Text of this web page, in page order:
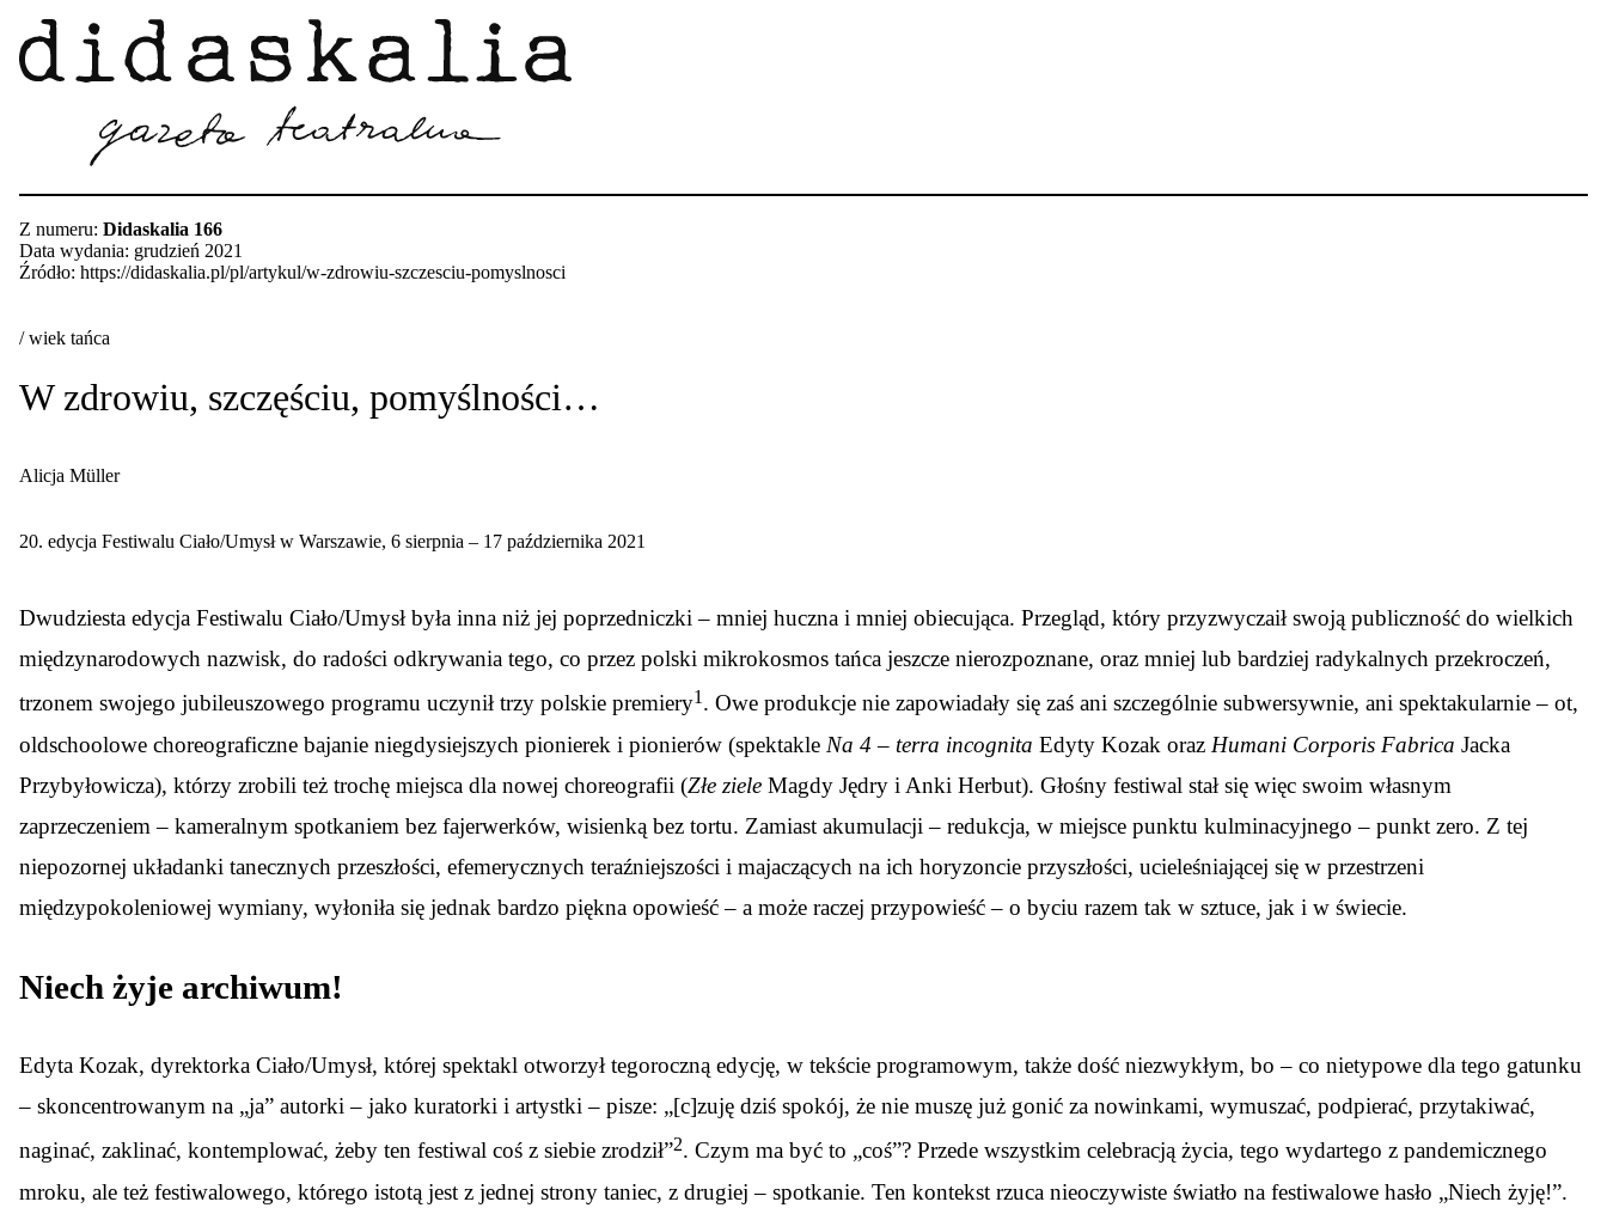
Z numeru: Didaskalia 166
Data wydania: grudzień 2021
Źródło: https://didaskalia.pl/pl/artykul/w-zdrowiu-szczesciu-pomyslnosci
/ wiek tańca
W zdrowiu, szczęściu, pomyślności…
Alicja Müller
20. edycja Festiwalu Ciało/Umysł w Warszawie, 6 sierpnia – 17 października 2021
Dwudziesta edycja Festiwalu Ciało/Umysł była inna niż jej poprzedniczki – mniej huczna i mniej obiecująca. Przegląd, który przyzwyczaił swoją publiczność do wielkich
międzynarodowych nazwisk, do radości odkrywania tego, co przez polski mikrokosmos tańca jeszcze nierozpoznane, oraz mniej lub bardziej radykalnych przekroczeń,
trzonem swojego jubileuszowego programu uczynił trzy polskie premiery1 . Owe produkcje nie zapowiadały się zaś ani szczególnie subwersywnie, ani spektakularnie – ot,
oldschoolowe choreograficzne bajanie niegdysiejszych pionierek i pionierów (spektakle Na 4 – terra incognita Edyty Kozak oraz Humani Corporis Fabrica Jacka
Przybyłowicza), którzy zrobili też trochę miejsca dla nowej choreografii (Złe ziele Magdy Jędry i Anki Herbut). Głośny festiwal stał się więc swoim własnym
zaprzeczeniem – kameralnym spotkaniem bez fajerwerków, wisienką bez tortu. Zamiast akumulacji – redukcja, w miejsce punktu kulminacyjnego – punkt zero. Z tej
niepozornej układanki tanecznych przeszłości, efemerycznych teraźniejszości i majaczących na ich horyzoncie przyszłości, ucieleśniającej się w przestrzeni
międzypokoleniowej wymiany, wyłoniła się jednak bardzo piękna opowieść – a może raczej przypowieść – o byciu razem tak w sztuce, jak i w świecie.
Niech żyje archiwum!
Edyta Kozak, dyrektorka Ciało/Umysł, której spektakl otworzył tegoroczną edycję, w tekście programowym, także dość niezwykłym, bo – co nietypowe dla tego gatunku
– skoncentrowanym na „ja” autorki – jako kuratorki i artystki – pisze: „[c]zuję dziś spokój, że nie muszę już gonić za nowinkami, wymuszać, podpierać, przytakiwać,
naginać, zaklinać, kontemplować, żeby ten festiwal coś z siebie zrodził”2. Czym ma być to „coś”? Przede wszystkim celebracją życia, tego wydartego z pandemicznego
mroku, ale też festiwalowego, którego istotą jest z jednej strony taniec, z drugiej – spotkanie. Ten kontekst rzuca nieoczywiste światło na festiwalowe hasło „Niech żyję!”.